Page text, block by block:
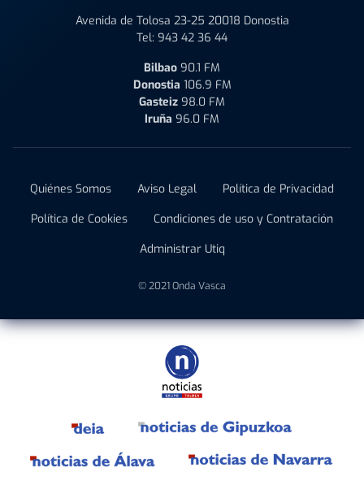
Avenida de Tolosa 23-25 20018 Donostia
Tel: 943 42 36 44
Bilbao 90.1 FM
Donostia 106.9 FM
Gasteiz 98.0 FM
Iruña 96.0 FM
Quiénes Somos Aviso Legal
Política de Privacidad
Política de Cookies
Condiciones de uso y Contratación
Administrar Utiq
© 2021 Onda Vasca